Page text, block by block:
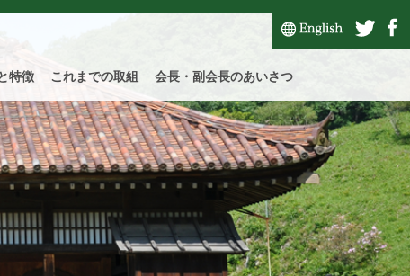
特徴 これまでの取組 会長・副会長のあいさつ